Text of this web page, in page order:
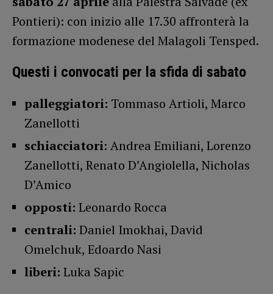
Pontieri): con inizio alle 17.30 affronterà la
formazione modenese del Malagoli Tensped.
Questi i convocati per la sfida di sabato
palleggiatori: Tommaso Artioli, Marco
Zanellotti
schiacciatori: Andrea Emiliani, Lorenzo
Zanellotti, Renato D’Angiolella, Nicholas
D’Amico
opposti: Leonardo Rocca
centrali: Daniel Imokhai, David
Omelchuk, Edoardo Nasi
liberi: Luka Sapic